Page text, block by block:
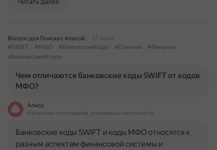
Вопрос для Поиска с Алисой
27 июня
#SWIFT
#МФО #БанковскиеКоды #Отличия
#Финансы
#БанковскиеУслуги
Чем отличаются банковские коды SWIFT от кодов
МФО?
Алиса
На основе источников, возможны неточности
Банковские коды SWIFT и коды МФО относятся к
разным аспектам финансовой системы и